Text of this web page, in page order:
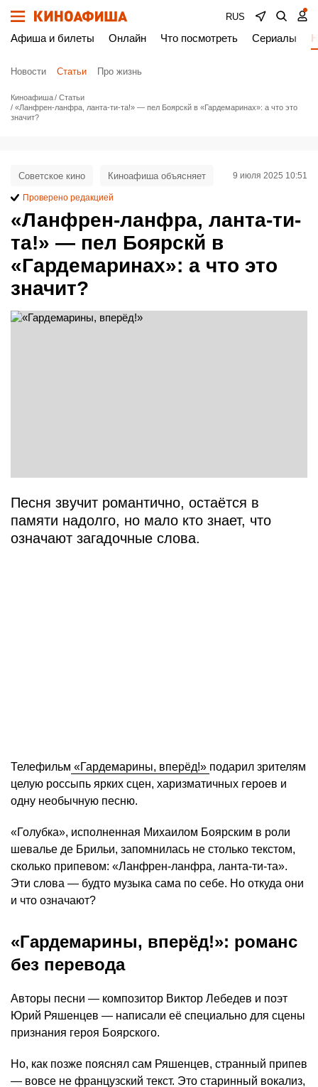
RUS
Афиша и билеты Онлайн Что посмотреть Сериалы
Новости Статьи Про жизнь
Киноафиша
Статьи
«Ланфрен-ланфра, ланта-ти-та!» — пел Боярскй в «Гардемаринах»: а что это
значит?
«Ланфрен-ланфра, ланта-ти-
та!» — пел Боярскй в
«Гардемаринах»: а что это
значит?
Советское кино Киноафиша объясняет 9 июля 2025 10:51
Проверено редакцией
Песня звучит романтично, остаётся в
памяти надолго, но мало кто знает, что
означают загадочные слова.
Телефильм «Гардемарины, вперёд!» подарил зрителям
целую россыпь ярких сцен, харизматичных героев и
одну необычную песню.
«Голубка», исполненная Михаилом Боярским в роли
шевалье де Брильи, запомнилась не столько текстом,
сколько припевом: «Ланфрен-ланфра, ланта-ти-та».
Эти слова — будто музыка сама по себе. Но откуда они
и что означают?
«Гардемарины, вперёд!»: романс
без перевода
Авторы песни — композитор Виктор Лебедев и поэт
Юрий Ряшенцев — написали её специально для сцены
признания героя Боярского.
Но, как позже пояснял сам Ряшенцев, странный припев
— вовсе не французский текст. Это старинный вокализ,